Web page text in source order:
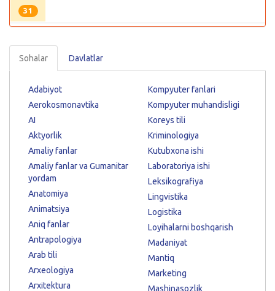
31
Sohalar Davlatlar
Adabiyot
Aerokosmonavtika
AI
Aktyorlik
Amaliy fanlar
Amaliy fanlar va Gumanitar
yordam
Anatomiya
Animatsiya
Aniq fanlar
Antrapologiya
Arab tili
Arxeologiya
Arxitektura
Kompyuter fanlari
Kompyuter muhandisligi
Koreys tili
Kriminologiya
Kutubxona ishi
Laboratoriya ishi
Leksikografiya
Lingvistika
Logistika
Loyihalarni boshqarish
Madaniyat
Mantiq
Marketing
Mashinasozlik